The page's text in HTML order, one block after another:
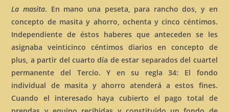
La masita. En mano una peseta, para rancho dos, y en
concepto de masita y ahorro, ochenta y cinco céntimos.
Independiente de éstos haberes que anteceden se les
asignaba veinticinco céntimos diarios en concepto de
plus, a partir del cuarto día de estar separados del cuartel
permanente del Tercio. Y en su regla 34: El fondo
individual de masita y ahorro atenderá a estos fines.
Cuando el interesado haya cubierto el pago total de